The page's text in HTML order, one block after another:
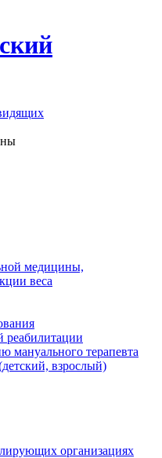
медицины,
веса
реабилитации
мануального терапевта
взрослый)
организациях